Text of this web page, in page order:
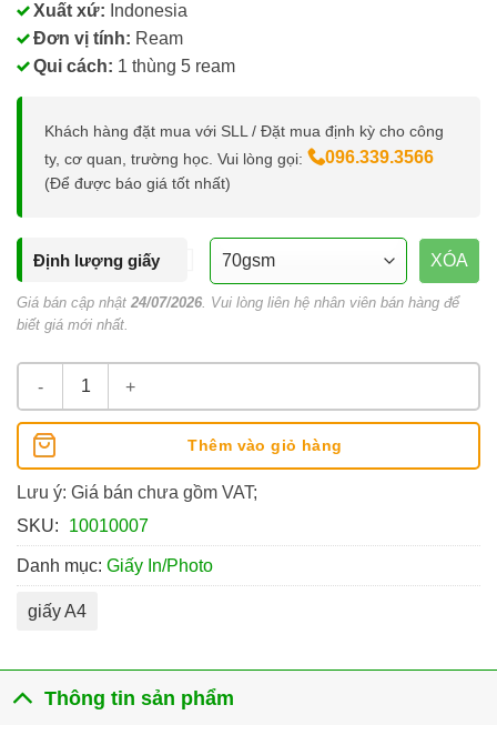
Xuất xứ: Indonesia
Đơn vị tính: Ream
Qui cách: 1 thùng 5 ream
Khách hàng đặt mua với SLL / Đặt mua định kỳ cho công
ty, cơ quan, trường học. Vui lòng gọi:
096.339.3566
(Để được báo giá tốt nhất)
Định lượng giấy XÓA
Giá bán cập nhật 24/07/2026. Vui lòng liên hệ nhân viên bán hàng để
biết giá mới nhất.
Giấy A4 IK Plus số lượng
Thêm vào giỏ hàng
Lưu ý: Giá bán chưa gồm VAT;
SKU:
10010007
Danh mục: Giấy In/Photo
giấy A4
Thông tin sản phẩm